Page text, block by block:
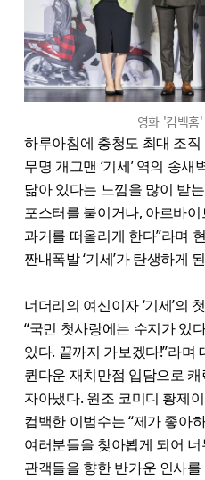
영화 '컴백홈
하루아침에 충청도 최대 조
무명 개그맨 ‘기세’ 역의 송새
닮아 있다는 느낌을 많이 받
포스터를 붙이거나, 아르바
과거를 떠올리게 한다”라며
짠내폭발 ‘기세’가 탄생하게
너더리의 여신이자 ‘기세’의
“국민 첫사랑에는 수지가 있
있다. 끝까지 가보겠다!”라며
퀸다운 재치만점 입담으로
자아냈다. 원조 코미디 황제
컴백한 이범수는 “제가 좋아
여러분들을 찾아뵙게 되어
관객들을 향한 반가운 인사